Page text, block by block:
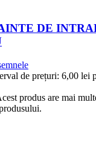
DE
de prețuri: 6,00 lei
produs are mai